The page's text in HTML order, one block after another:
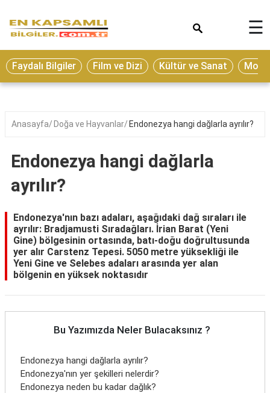
Eğitim
Ekonomi
Seyahat
Oyun
Yaşam
Hukuk
Blog
☰
Faydalı Bilgiler Film ve Dizi Kültür ve Sanat
Anasayfa Doğa ve Hayvanlar Endonezya hangi dağlarla ayrılır?
Endonezya hangi dağlarla
ayrılır?
Endonezya'nın bazı adaları, aşağıdaki dağ sıraları ile
ayrılır: Bradjamusti Sıradağları. İrian Barat (Yeni
Gine) bölgesinin ortasında, batı-doğu doğrultusunda
yer alır Carstenz Tepesi. 5050 metre yüksekliği ile
Yeni Gine ve Selebes adaları arasında yer alan
bölgenin en yüksek noktasıdır
Bu Yazımızda Neler Bulacaksınız ?
Endonezya hangi dağlarla ayrılır?
Endonezya'nın yer şekilleri nelerdir?
Endonezya neden bu kadar dağlık?